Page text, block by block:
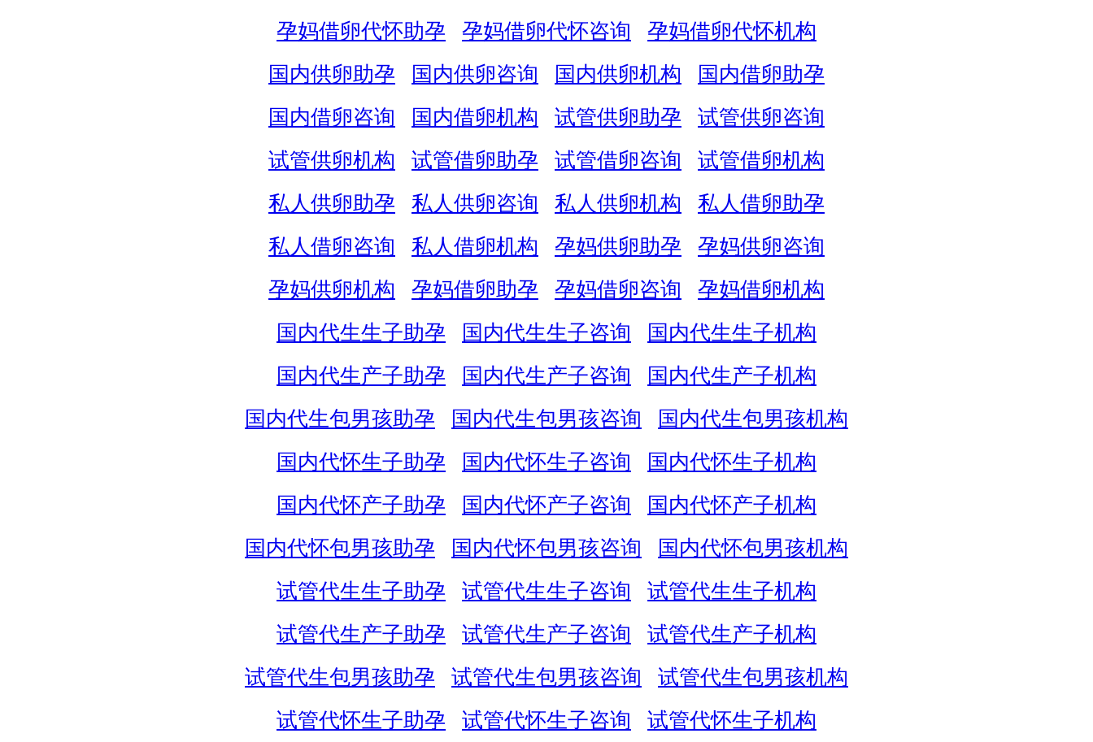
孕妈借卵代怀助孕
孕妈借卵代怀咨询
孕妈借卵代怀机构
国内供卵助孕
国内供卵咨询 国内供卵机构
国内借卵助孕
国内借卵咨询
国内借卵机构 试管供卵助孕
试管供卵咨询
试管供卵机构
试管借卵助孕 试管借卵咨询
试管借卵机构
私人供卵助孕
私人供卵咨询 私人供卵机构
私人借卵助孕
私人借卵咨询
私人借卵机构 孕妈供卵助孕
孕妈供卵咨询
孕妈供卵机构
孕妈借卵助孕 孕妈借卵咨询
孕妈借卵机构
国内代生生子助孕
国内代生生子咨询
国内代生生子机构
国内代生产子助孕
国内代生产子咨询
国内代生产子机构
国内代生包男孩助孕
国内代生包男孩咨询
国内代生包男孩机构
国内代怀生子助孕
国内代怀生子咨询
国内代怀生子机构
国内代怀产子助孕
国内代怀产子咨询
国内代怀产子机构
国内代怀包男孩助孕
国内代怀包男孩咨询
国内代怀包男孩机构
试管代生生子助孕
试管代生生子咨询
试管代生生子机构
试管代生产子助孕
试管代生产子咨询
试管代生产子机构
试管代生包男孩助孕
试管代生包男孩咨询
试管代生包男孩机构
试管代怀生子助孕
试管代怀生子咨询
试管代怀生子机构